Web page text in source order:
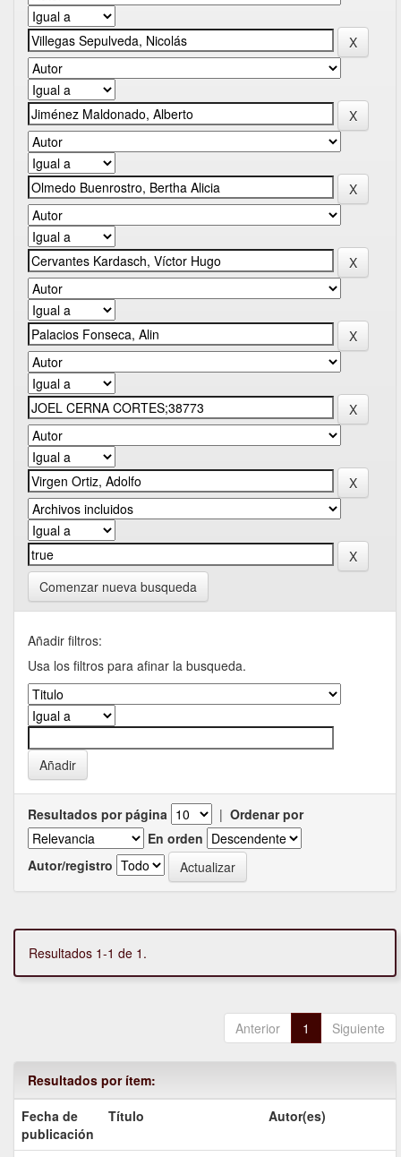
Comenzar nueva busqueda
Añadir filtros:
Usa los filtros para afinar la busqueda.
Resultados por página | Ordenar por
En orden
Autor/registro
Resultados 1-1 de 1.
Anterior 1 Siguiente
Resultados por ítem:
Fecha de
publicación
Título Autor(es)